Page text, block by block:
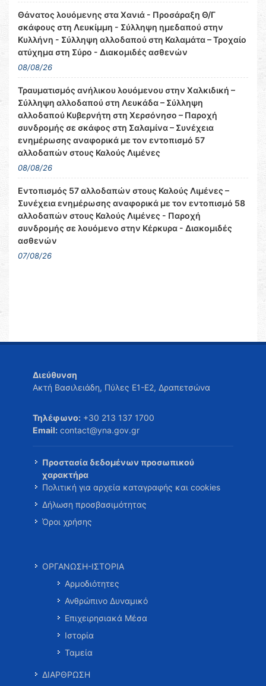
Θάνατος λουόμενης στα Χανιά - Προσάραξη Θ/Γ
σκάφους στη Λευκίμμη - Σύλληψη ημεδαπού στην
Κυλλήνη - Σύλληψη αλλοδαπού στη Καλαμάτα – Τροχαίο
ατύχημα στη Σύρο - Διακομιδές ασθενών
08/08/26
Τραυματισμός ανήλικου λουόμενου στην Χαλκιδική –
Σύλληψη αλλοδαπού στη Λευκάδα – Σύλληψη
αλλοδαπού Κυβερνήτη στη Χερσόνησο – Παροχή
συνδρομής σε σκάφος στη Σαλαμίνα – Συνέχεια
ενημέρωσης αναφορικά με τον εντοπισμό 57
αλλοδαπών στους Καλούς Λιμένες
08/08/26
Εντοπισμός 57 αλλοδαπών στους Καλούς Λιμένες –
Συνέχεια ενημέρωσης αναφορικά με τον εντοπισμό 58
αλλοδαπών στους Καλούς Λιμένες - Παροχή
συνδρομής σε λουόμενο στην Κέρκυρα - Διακομιδές
ασθενών
07/08/26
Διεύθυνση
Ακτή Βασιλειάδη, Πύλες Ε1-Ε2, Δραπετσώνα
Τηλέφωνο: +30 213 137 1700
Email: contact@yna.gov.gr
Προστασία δεδομένων προσωπικού
χαρακτήρα
Πολιτική για αρχεία καταγραφής και cookies
Δήλωση προσβασιμότητας
Όροι χρήσης
ΟΡΓΑΝΩΣΗ-ΙΣΤΟΡΙΑ
Αρμοδιότητες
Ανθρώπινο Δυναμικό
Επιχειρησιακά Μέσα
Ιστορία
Ταμεία
ΔΙΑΡΘΡΩΣΗ